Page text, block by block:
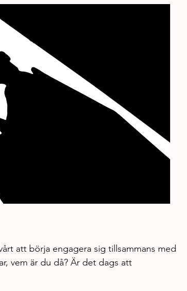
att börja engagera sig tillsammans med
vem är du då? Är det dags att